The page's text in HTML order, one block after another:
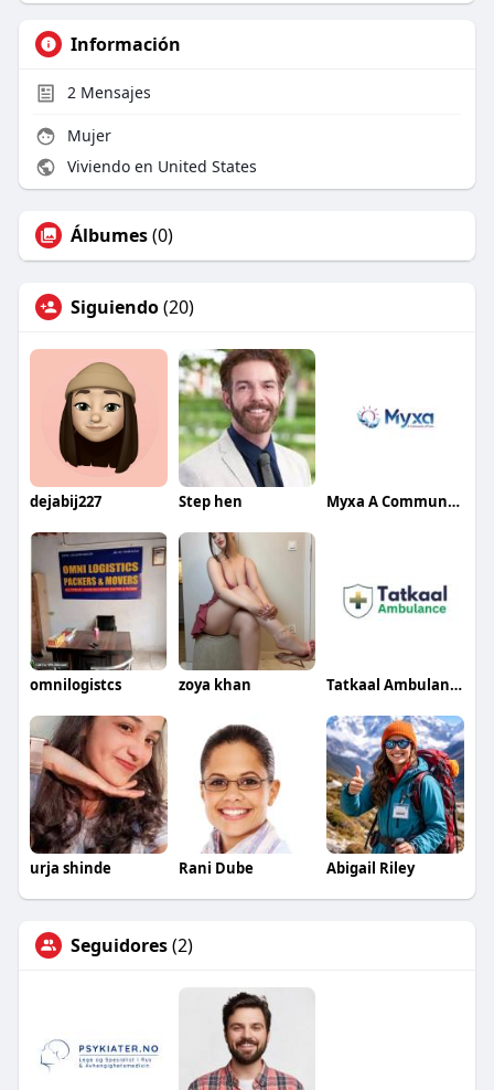
Información
2Mensajes
Mujer
Viviendo en United States
Álbumes(0)
Siguiendo(20)
dejabij227 Step hen Myxa A Community of Care
omnilogistcs zoya khan Tatkaal Ambulance
urja shinde Rani Dube Abigail Riley
Seguidores(2)